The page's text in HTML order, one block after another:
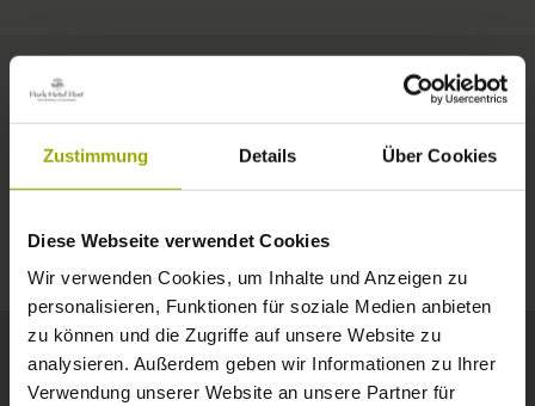
Zustimmung Details Über Cookies
Diese Webseite verwendet Cookies
Wir verwenden Cookies, um Inhalte und Anzeigen zu
personalisieren, Funktionen für soziale Medien anbieten
zu können und die Zugriffe auf unsere Website zu
analysieren. Außerdem geben wir Informationen zu Ihrer
Verwendung unserer Website an unsere Partner für
ZIMMER & PREISE
EIN GUTES BUCH,
EIN BEQUEMES BETT,
RAUM ZUM TRÄUMEN
IMPRESSIONEN
FREIBURG
SCHWARZWALD
MARGRÄFLERLAND
KAISERSTUHL
© Deutscher Wetterdienst
34°C 33°C 34°C
Ein Hotel, das gefällt!